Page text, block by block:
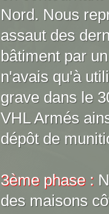
Nord. Nous
assaut des
bâtiment par
n'avais qu'à
grave dans le
VHL Armés
dépôt de
3ème phase :
des maisons